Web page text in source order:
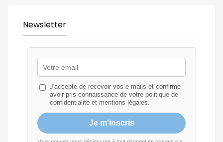
Newsletter